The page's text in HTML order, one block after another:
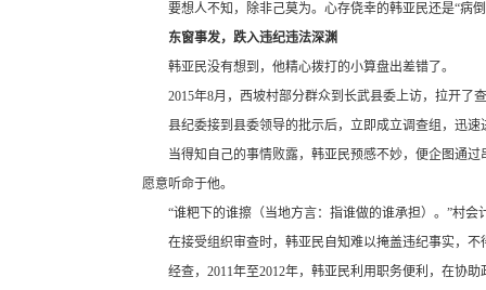
要想人不知，除非己莫为。心存侥幸的韩亚民还是“病
东窗事发，跌入违纪违法深渊
韩亚民没有想到，他精心拨打的小算盘出差错了。
2015年8月，西坡村部分群众到长武县委上访，拉开了
县纪委接到县委领导的批示后，立即成立调查组，迅速
当得知自己的事情败露，韩亚民预感不妙，便企图通
愿意听命于他。
“谁粑下的谁擦（当地方言：指谁做的谁承担）。”村会
在接受组织审查时，韩亚民自知难以掩盖违纪事实，
经查，2011年至2012年，韩亚民利用职务便利，在协